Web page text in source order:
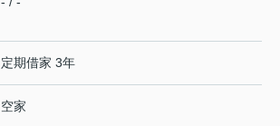
定期借家 3年
空家